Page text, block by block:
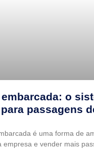
embarcada: o
passagens
é uma forma de
empresa e vender mais